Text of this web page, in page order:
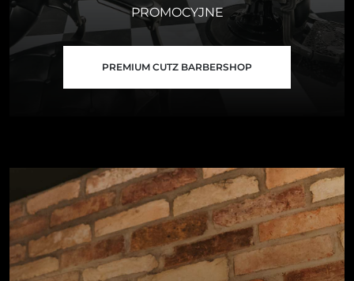
PROMOCYJNE
PREMIUM CUTZ BARBERSHOP